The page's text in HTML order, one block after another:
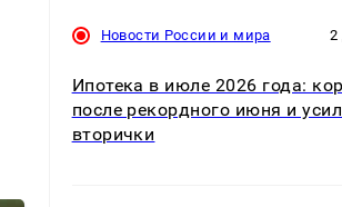
Новости России и мира 2
Ипотека в июле 2026 года:
после рекордного июня и
вторички